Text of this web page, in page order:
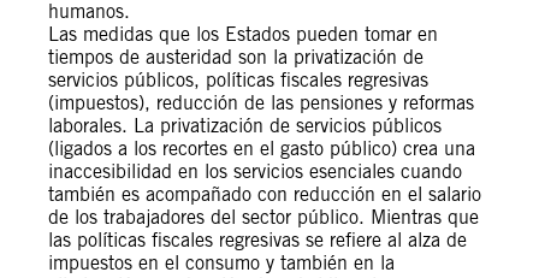
humanos.
Las medidas que los Estados pueden tomar en
tiempos de austeridad son la privatización de
servicios públicos, políticas fiscales regresivas
(impuestos), reducción de las pensiones y reformas
laborales. La privatización de servicios públicos
(ligados a los recortes en el gasto público) crea una
inaccesibilidad en los servicios esenciales cuando
también es acompañado con reducción en el salario
de los trabajadores del sector público. Mientras que
las políticas fiscales regresivas se refiere al alza de
impuestos en el consumo y también en la